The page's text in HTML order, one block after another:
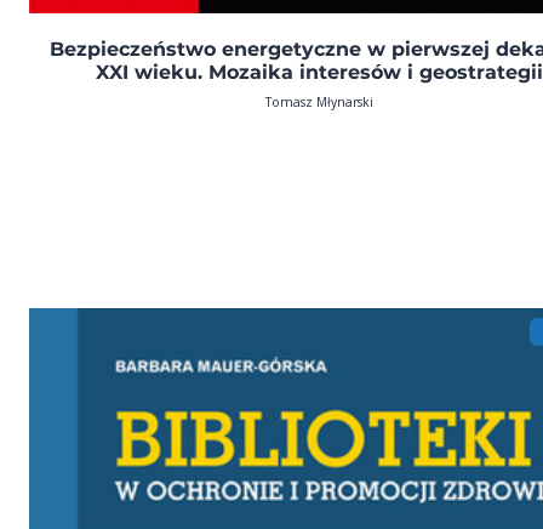
Bezpieczeństwo energetyczne w pierwszej
XXI wieku. Mozaika interesów i geostrategii
Tomasz Młynarski